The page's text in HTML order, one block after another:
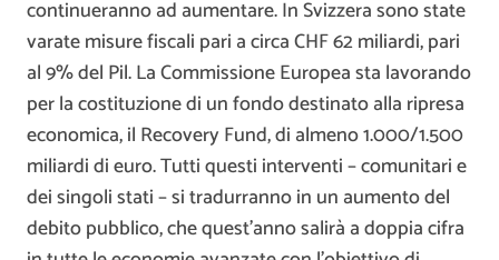
continueranno ad aumentare. In Svizzera sono state
varate misure fiscali pari a circa CHF 62 miliardi, pari
al 9% del Pil. La Commissione Europea sta lavorando
per la costituzione di un fondo destinato alla ripresa
economica, il Recovery Fund, di almeno 1.000/1.500
miliardi di euro. Tutti questi interventi – comunitari e
dei singoli stati – si tradurranno in un aumento del
debito pubblico, che quest’anno salirà a doppia cifra